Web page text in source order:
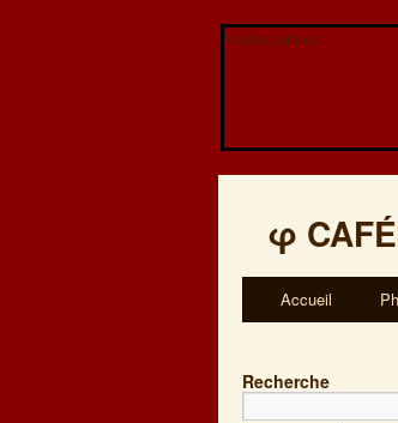
Veuillez patienter...
φ
Accueil
Recherche